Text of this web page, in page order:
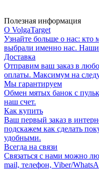
Полезная информация
О VolgaTarget
Узнайте больше о нас:
выбрали именно нас.
Доставка
Отправим ваш заказ в
оплаты. Максимум на
Мы гарантируем
Обмен мятых банок с
наш счет.
Как купить
Ваш первый заказ в
подскажем как сделать
удобными.
Всегда на связи
Связаться с нами можно
mail, телефон, Viber/